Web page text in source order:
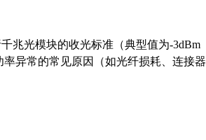
兆光模块的收光标准（典型值为-3dBm
异常的常见原因（如光纤损耗、连接器